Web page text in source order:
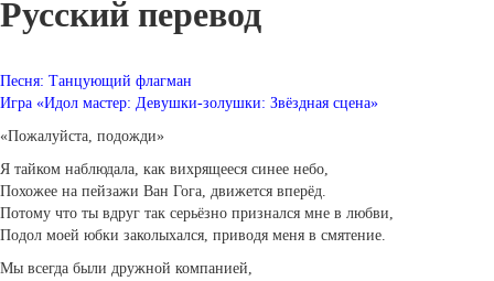
Русский перевод
Песня: Танцующий флагман
Игра «Идол мастер: Девушки-золушки: Звёздная сцена»
«Пожалуйста, подожди»
Я тайком наблюдала, как вихрящееся синее небо,
Похожее на пейзажи Ван Гога, движется вперёд.
Потому что ты вдруг так серьёзно признался мне в любви,
Подол моей юбки заколыхался, приводя меня в смятение.
Мы всегда были дружной компанией,